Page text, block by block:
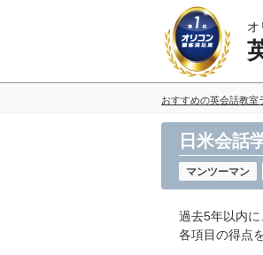
オ
おすすめの英会話教室
日米会話
マンツーマン
過去5年以内
各項目の得点